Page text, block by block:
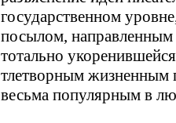
государственном
посылом, направленным
тотально
тлетворным жизненным
весьма популярным в